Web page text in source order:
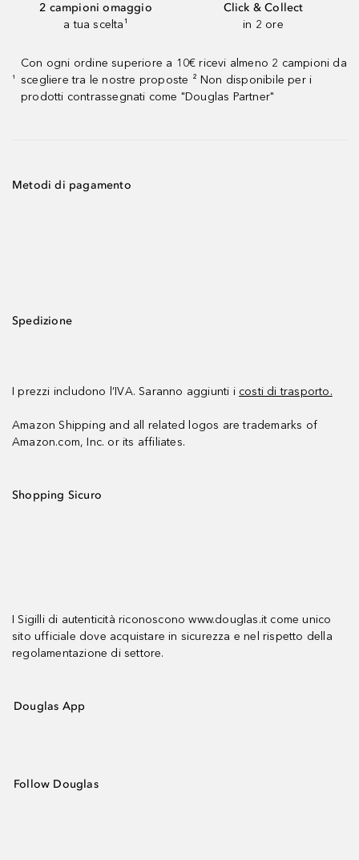
2 campioni omaggio
a tua scelta¹
Click & Collect
in 2 ore
¹
Con ogni ordine superiore a 10€ ricevi almeno 2 campioni da
scegliere tra le nostre proposte ² Non disponibile per i
prodotti contrassegnati come "Douglas Partner"
Metodi di pagamento
Spedizione
I prezzi includono l’IVA. Saranno aggiunti i costi di trasporto.
Amazon Shipping and all related logos are trademarks of
Amazon.com, Inc. or its affiliates.
Shopping Sicuro
I Sigilli di autenticità riconoscono www.douglas.it come unico
sito ufficiale dove acquistare in sicurezza e nel rispetto della
regolamentazione di settore.
Douglas App
Follow Douglas